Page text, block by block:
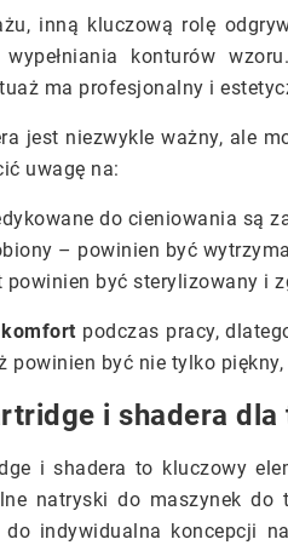
inną kluczową rolę
konturów
ma profesjonalny i
jest niezwykle ważny, ale
uwagę na:
do cieniowania są
– powinien być
powinien być sterylizowany i
komfort podczas pracy,
powinien być nie tylko
i shadera
i shadera to kluczowy
natryski do maszynek
indywidualna koncepcji